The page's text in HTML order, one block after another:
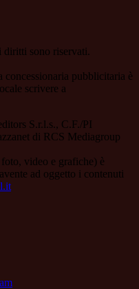
diritti sono riservati.
pubblicitaria è
scrivere a
S.r.l.s., C.F./PI
di RCS Mediagroup
video e grafiche) è
ad oggetto i contenuti